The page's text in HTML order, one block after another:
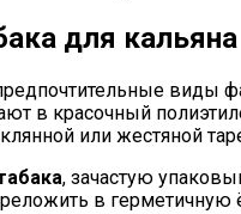
для кальяна
виды
в красочный
или жестяной
, зачастую
в герметичную